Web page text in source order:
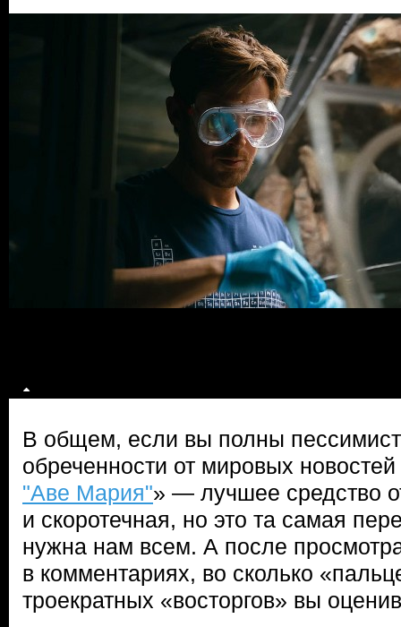
В общем, если вы полны
обреченности от мировых
"Аве Мария"» — лучшее средство
и скоротечная, но это та самая
нужна нам всем. А после
в комментариях, во сколько
троекратных «восторгов» вы